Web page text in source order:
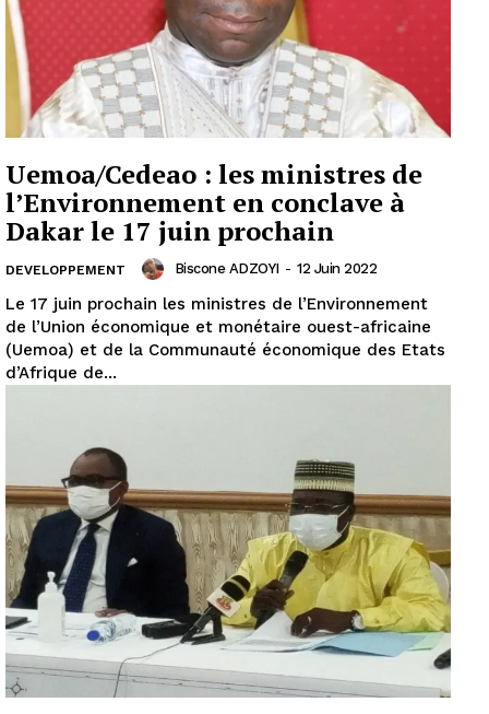
Uemoa/Cedeao : les ministres de
l’Environnement en conclave à
Dakar le 17 juin prochain
DEVELOPPEMENT Biscone ADZOYI - 12 Juin 2022
Le 17 juin prochain les ministres de l’Environnement
de l’Union économique et monétaire ouest-africaine
(Uemoa) et de la Communauté économique des Etats
d’Afrique de...